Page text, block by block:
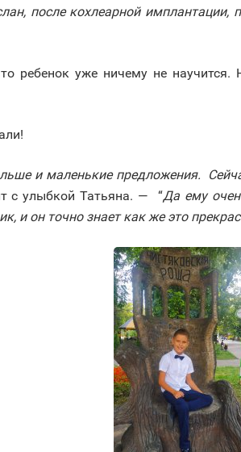
после кохлеарной
ребенок уже ничему не
и маленькие предложения.
с улыбкой Татьяна. — “Да ему
и он точно знает как же это